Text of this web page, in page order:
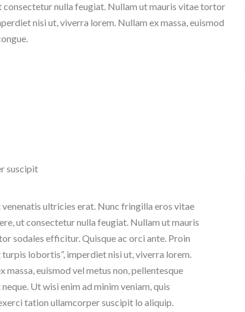
consectetur nulla feugiat. Nullam ut mauris vitae tortor
nisi ut, viverra lorem. Nullam ex massa, euismod
suscipit
venenatis ultricies erat. Nunc fringilla eros vitae
ut consectetur nulla feugiat. Nullam ut mauris
sodales efficitur. Quisque ac orci ante. Proin
turpis lobortis”, imperdiet nisi ut, viverra lorem.
massa, euismod vel metus non, pellentesque
Ut wisi enim ad minim veniam, quis
tation ullamcorper suscipit lo aliquip.